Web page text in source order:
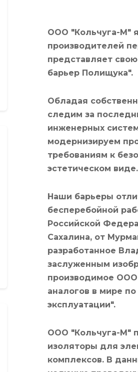
ООО "Кольчуга-М"
производителей
представляет
барьер Полищука".
Обладая
следим за
инженерных
модернизируем
требованиям к
эстетическом виде.
Наши барьеры
бесперебойной
Российской
Сахалина, от
разработанное
заслуженным
производимое ООО
аналогов в мире
эксплуатации".
ООО "Кольчуга-М"
изоляторы для
комплексов. В